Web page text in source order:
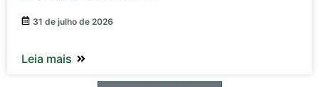
31 de julho de 2026
Leia mais